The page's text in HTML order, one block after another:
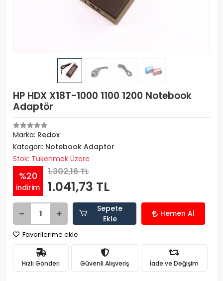
HP HDX X18T-1000 1100 1200 Notebook
Adaptör
Marka: Redox
Kategori: Notebook Adaptör
Stok: Tükenmek Üzere
%20
indirim
1.302,16 TL
1.041,73 TL
Sepete
Ekle
Hemen Al
Favorilerime ekle
Hızlı Gönderi Güvenli Alışveriş İade ve Değişim